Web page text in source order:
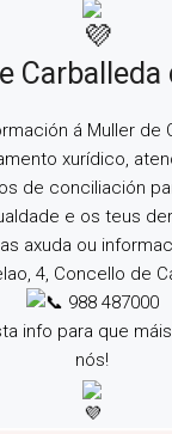
Carballeda
á Muller de
xurídico,
de conciliación
e os teus
axuda ou
4, Concello de
988 487000
info para que
nós!